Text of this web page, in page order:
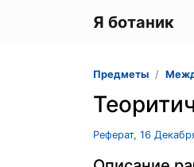
Я ботаник
Предметы
Реферат, 16